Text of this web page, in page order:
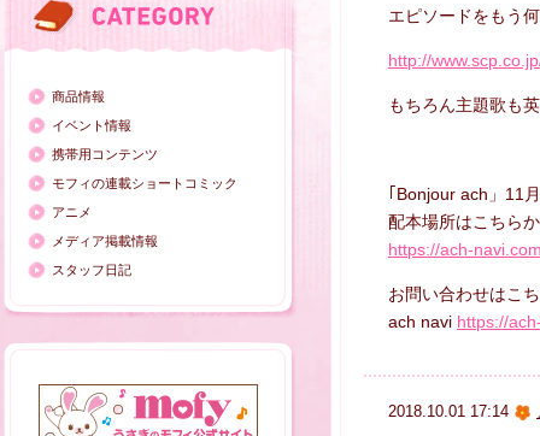
商品情報
イベント情報
携帯用コンテンツ
モフィの連載ショートコミック
アニメ
メディア掲載情報
スタッフ日記
エピソードをもう
http://
もちろん主題歌も
｢Bonjour ach」11
配本場所はこちら
https://ach-
お問い合わせはこ
ach navi https://
2018.10.01 17:14